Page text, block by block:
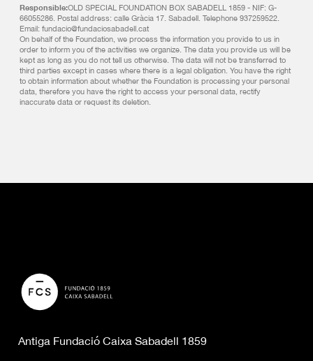
Responsible:OLD SPECIAL FOUNDATION BOX SABADELL 1859 - NIF: G-
66055286. Postal address: calle Gràcia 17. Sabadell. Telephone 937259522.
Email: fundacio@fundaciosabadell.cat
On behalf of the Foundation, we process the information you provide to us in
order to inform you of the activities we organize. The data you provide us will be
kept as long as you do not tell us otherwise. The data will not be transferred to
third parties except in cases where there is a legal obligation. You have the right
to obtain information about whether the Foundation is processing your personal
data, therefore you have the right to access your personal data, rectify
inaccurate data or request its deletion.
Antiga Fundació Caixa Sabadell 1859